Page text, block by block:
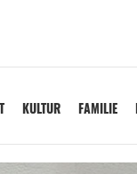
KULTUR FAMILIE